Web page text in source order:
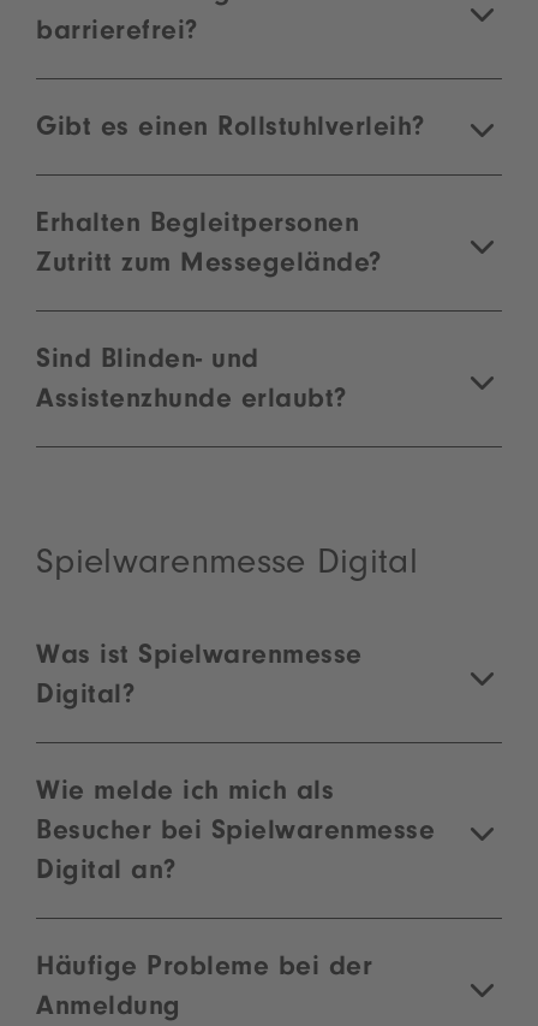
barrierefrei?
Gibt es einen Rollstuhlverleih?
Erhalten Begleitpersonen
Zutritt zum Messegelände?
Sind Blinden- und
Assistenzhunde erlaubt?
Spielwarenmesse Digital
Was ist Spielwarenmesse
Digital?
Wie melde ich mich als
Besucher bei Spielwarenmesse
Digital an?
Häufige Probleme bei der
Anmeldung